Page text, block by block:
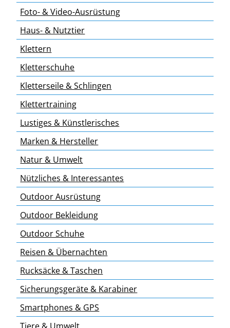
Foto- & Video-Ausrüstung
Haus- & Nutztier
Klettern
Kletterschuhe
Kletterseile & Schlingen
Klettertraining
Lustiges & Künstlerisches
Marken & Hersteller
Natur & Umwelt
Nützliches & Interessantes
Outdoor Ausrüstung
Outdoor Bekleidung
Outdoor Schuhe
Reisen & Übernachten
Rucksäcke & Taschen
Sicherungsgeräte & Karabiner
Smartphones & GPS